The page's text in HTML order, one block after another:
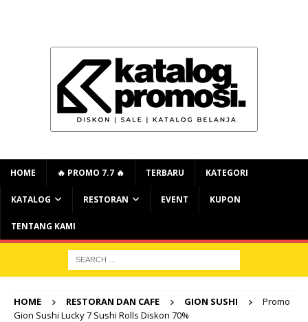
HOME 🔥 PROMO 7.7 🔥 TERBARU KATEGORI
KATALOG RESTORAN EVENT KUPON
TENTANG KAMI
HOME RESTORAN DAN CAFE GION SUSHI
Promo
Gion Sushi Lucky 7 Sushi Rolls Diskon 70%